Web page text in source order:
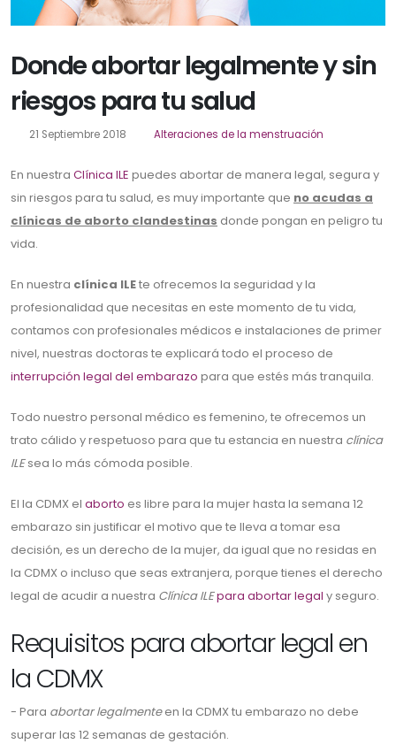
Donde abortar legalmente y sin
riesgos para tu salud
21 Septiembre 2018 Alteraciones de la menstruación
En nuestra Clínica ILE puedes abortar de manera legal, segura y
sin riesgos para tu salud, es muy importante que no acudas a
clínicas de aborto clandestinas donde pongan en peligro tu
vida.
En nuestra clínica ILEte ofrecemos la seguridad y la
profesionalidad que necesitas en este momento de tu vida,
contamos con profesionales médicos e instalaciones de primer
nivel, nuestras doctoras te explicará todo el proceso de
interrupción legal del embarazo para que estés más tranquila.
Todo nuestro personal médico es femenino, te ofrecemos un
trato cálido y respetuoso para que tu estancia en nuestra clínica
ILEsea lo más cómoda posible.
El la CDMX el aborto es libre para la mujer hasta la semana 12
embarazo sin justificar el motivo que te lleva a tomar esa
decisión, es un derecho de la mujer, da igual que no residas en
la CDMX o incluso que seas extranjera, porque tienes el derecho
legal de acudir a nuestra Clínica ILEpara abortar legal y seguro.
Requisitos para abortar legal en
la CDMX
- Para abortar legalmenteen la CDMX tu embarazo no debe
superar las 12 semanas de gestación.